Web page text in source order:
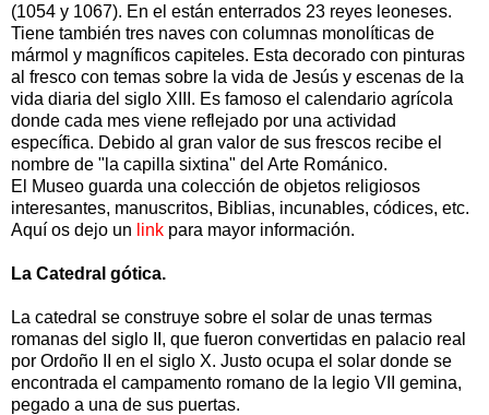
(1054 y 1067). En el están enterrados 23 reyes leoneses.
Tiene también tres naves con columnas monolíticas de
mármol y magníficos capiteles. Esta decorado con pinturas
al fresco con temas sobre la vida de Jesús y escenas de la
vida diaria del siglo XIII. Es famoso el calendario agrícola
donde cada mes viene reflejado por una actividad
específica. Debido al gran valor de sus frescos recibe el
nombre de "la capilla sixtina" del Arte Románico.
El Museo guarda una colección de objetos religiosos
interesantes, manuscritos, Biblias, incunables, códices, etc.
Aquí os dejo un link para mayor información.
La Catedral gótica.
La catedral se construye sobre el solar de unas termas
romanas del siglo II, que fueron convertidas en palacio real
por Ordoño II en el siglo X. Justo ocupa el solar donde se
encontrada el campamento romano de la legio VII gemina,
pegado a una de sus puertas.